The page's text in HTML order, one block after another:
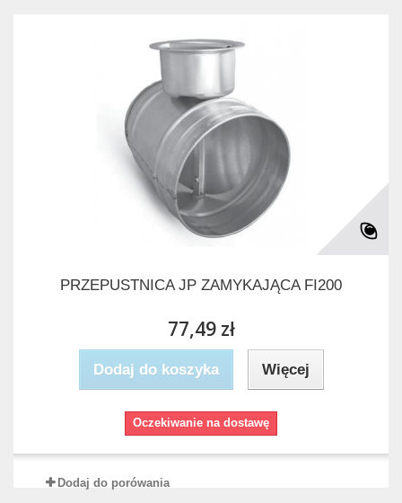
PRZEPUSTNICA JP ZAMYKAJĄCA FI200
77,49 zł
Dodaj do koszyka Więcej
Oczekiwanie na dostawę
Dodaj do porówania